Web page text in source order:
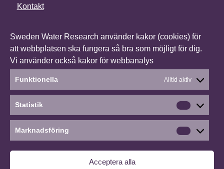
Sweden Water Research använder kakor (cookies) för
att webbplatsen ska fungera så bra som möjligt för dig.
Vi använder också kakor för webbanalys
Funktionella Alltid aktiv
Statistik
Statistik
Marknadsföring
Acceptera alla
Kontakt
I vårt nyhetsbrev får du senaste nytt om alla våra
projekt, vilka konferenser vi deltar i och mycket annat.
Anmäl dig till vårt nyhetsbrev
Social media
Linkedin